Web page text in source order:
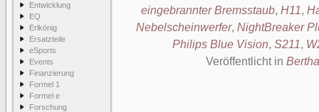
Entwicklung
EQ
Erlkönig
Ersatzteile
eSports
Events
Finanzierung
Formel 1
Formel e
Forschung
eingebrannter Bremsstaub, H11,
Nebelscheinwerfer, NightBreaker
Philips Blue Vision, S211,
Veröffentlicht in Bertha